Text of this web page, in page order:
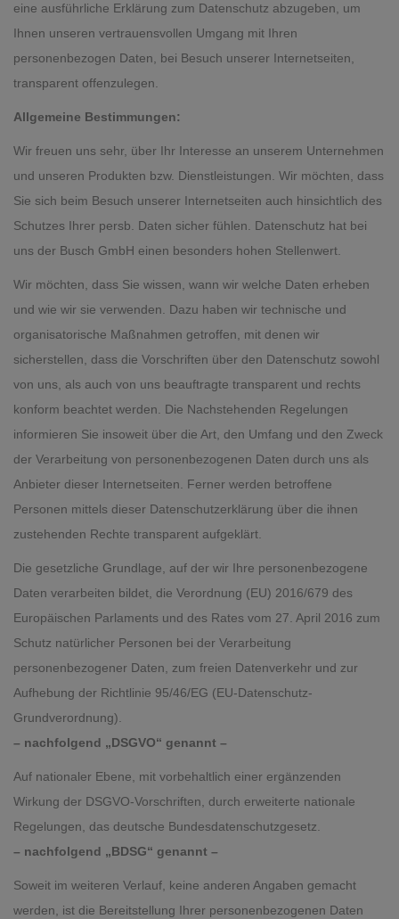
eine ausführliche Erklärung zum Datenschutz abzugeben, um
Ihnen unseren vertrauensvollen Umgang mit Ihren
personenbezogen Daten, bei Besuch unserer Internetseiten,
transparent offenzulegen.
Allgemeine Bestimmungen:
Wir freuen uns sehr, über Ihr Interesse an unserem Unternehmen
und unseren Produkten bzw. Dienstleistungen. Wir möchten, dass
Sie sich beim Besuch unserer Internetseiten auch hinsichtlich des
Schutzes Ihrer persb. Daten sicher fühlen. Datenschutz hat bei
uns der Busch GmbH einen besonders hohen Stellenwert.
Wir möchten, dass Sie wissen, wann wir welche Daten erheben
und wie wir sie verwenden. Dazu haben wir technische und
organisatorische Maßnahmen getroffen, mit denen wir
sicherstellen, dass die Vorschriften über den Datenschutz sowohl
von uns, als auch von uns beauftragte transparent und rechts
konform beachtet werden. Die Nachstehenden Regelungen
informieren Sie insoweit über die Art, den Umfang und den Zweck
der Verarbeitung von personenbezogenen Daten durch uns als
Anbieter dieser Internetseiten. Ferner werden betroffene
Personen mittels dieser Datenschutzerklärung über die ihnen
zustehenden Rechte transparent aufgeklärt.
Die gesetzliche Grundlage, auf der wir Ihre personenbezogene
Daten verarbeiten bildet, die Verordnung (EU) 2016/679 des
Europäischen Parlaments und des Rates vom 27. April 2016 zum
Schutz natürlicher Personen bei der Verarbeitung
personenbezogener Daten, zum freien Datenverkehr und zur
Aufhebung der Richtlinie 95/46/EG (EU-Datenschutz-
Grundverordnung).
– nachfolgend „DSGVO“ genannt –
Auf nationaler Ebene, mit vorbehaltlich einer ergänzenden
Wirkung der DSGVO-Vorschriften, durch erweiterte nationale
Regelungen, das deutsche Bundesdatenschutzgesetz.
– nachfolgend „BDSG“ genannt –
Soweit im weiteren Verlauf, keine anderen Angaben gemacht
werden, ist die Bereitstellung Ihrer personenbezogenen Daten